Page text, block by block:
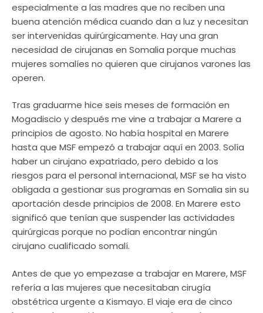
especialmente a las madres que no reciben una
buena atención médica cuando dan a luz y necesitan
ser intervenidas quirúrgicamente. Hay una gran
necesidad de cirujanas en Somalia porque muchas
mujeres somalíes no quieren que cirujanos varones las
operen.
Tras graduarme hice seis meses de formación en
Mogadiscio y después me vine a trabajar a Marere a
principios de agosto. No había hospital en Marere
hasta que MSF empezó a trabajar aquí en 2003. Solía
haber un cirujano expatriado, pero debido a los
riesgos para el personal internacional, MSF se ha visto
obligada a gestionar sus programas en Somalia sin su
aportación desde principios de 2008. En Marere esto
significó que tenían que suspender las actividades
quirúrgicas porque no podían encontrar ningún
cirujano cualificado somalí.
Antes de que yo empezase a trabajar en Marere, MSF
refería a las mujeres que necesitaban cirugía
obstétrica urgente a Kismayo. El viaje era de cinco